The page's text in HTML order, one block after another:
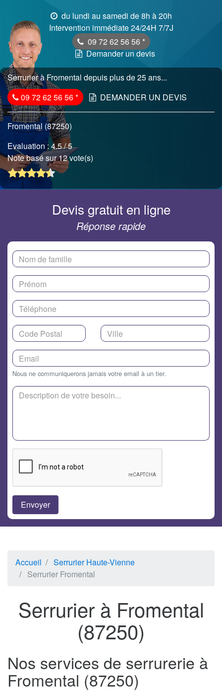
du lundi au samedi de 8h à 20h
Intervention immédiate 24/24H 7/7J
09 72 62 56 56 *
Demander un devis
Serrurier à Fromental depuis plus de 25 ans...
09 72 62 56 56* DEMANDER UN DEVIS
Fromental (87250)
Evaluation :4.5/ 5
Note basé sur 12 vote(s)
Devis gratuit en ligne
Réponse rapide
Nous ne communiquerons jamais votre email à un tier.
Accueil
Serrurier Haute-Vienne
Serrurier Fromental
Serrurier à Fromental
(87250)
Nos services de serrurerie à
Fromental (87250)